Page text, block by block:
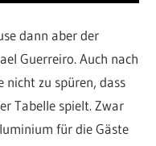
dann aber der
Guerreiro. Auch nach
nicht zu spüren, dass
Tabelle spielt. Zwar
für die Gäste